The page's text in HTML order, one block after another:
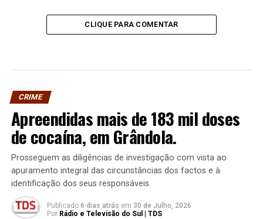
CLIQUE PARA COMENTAR
CRIME
Apreendidas mais de 183 mil doses
de cocaína, em Grândola.
Prosseguem as diligências de investigação com vista ao
apuramento integral das circunstâncias dos factos e à
identificação dos seus responsáveis.
Publicado 6 dias atrás em 30 de Julho, 2026
Por Rádio e Televisão do Sul | TDS